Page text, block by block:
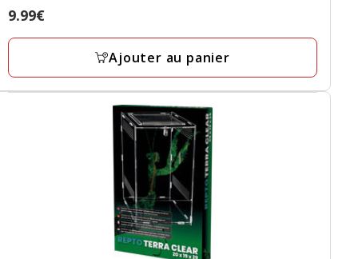
Prix
9.99€
9.99€
Ajouter au panier